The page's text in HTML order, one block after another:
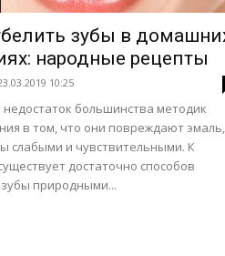
зубы в
народные рецепты
10:25
большинства методик
в том, что они повреждают эмаль,
слабыми и чувствительными. К
достаточно способов
природными...